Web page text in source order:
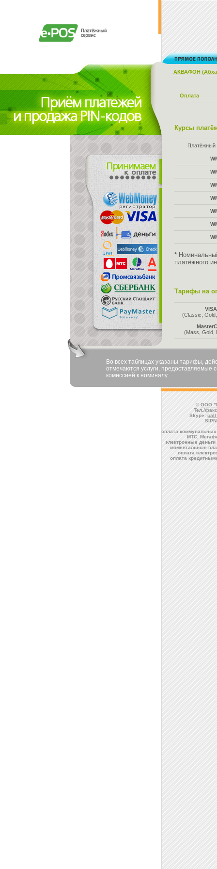
АКВАФОН
Оплата
Курсы
Платёжный
*
платёжного
Тарифы на
VISA
(Classic,
(Mass, Gold,
Во всех таблицах указаны тарифы,
отмечаются услуги, предоставляемые
комиссией к номиналу.
©ООО
Тел./
Skype:
оплата
МТС,
электронные
моментальные
оплата
оплата